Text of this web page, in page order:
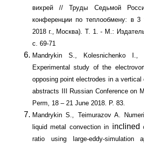
вихрей // Труды Седьмой
конференции по теплообмену: в 3
2018 г., Москва). Т. 1. - М.:
с. 69-71
Mandrykin S., Kolesnichenko
Experimental study of the
opposing point electrodes in a
abstracts III Russian Conference on
Perm, 18 – 21 June 2018. P. 83.
Mandrykin S., Teimurazov A.
liquid metal convection in inclined
ratio using large-eddy-